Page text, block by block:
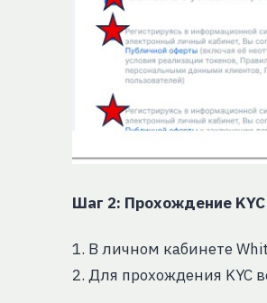
Шаг 2: Прохождение
1. В личном кабинете
2. Для прохождения KYC